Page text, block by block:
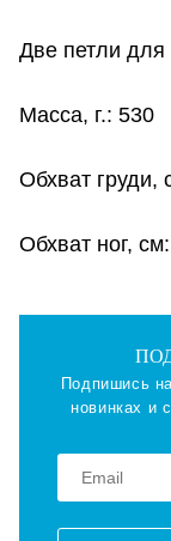
Две петли для
Масса, г.: 530
Обхват груди,
Обхват ног,
Подпишись
новинках и